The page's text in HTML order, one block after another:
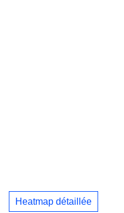
Heatmap détaillée